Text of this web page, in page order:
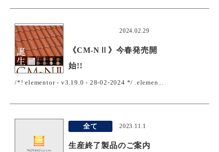
2024.02.29
《CM-NⅡ》今春発売開
始!!
/*! elementor - v3.19.0 - 28-02-2024 */ .elemen...
全て 2023.11.1
生産終了製品のご案内